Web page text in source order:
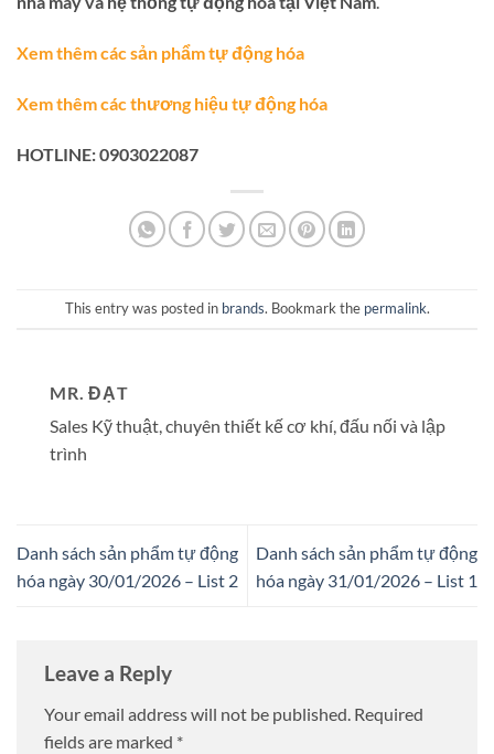
Xem thêm các sản phẩm tự động hóa
Xem thêm các thương hiệu tự động hóa
HOTLINE: 0903022087
This entry was posted in brands. Bookmark the permalink.
MR. ĐẠT
Sales Kỹ thuật, chuyên thiết kế cơ khí, đấu nối và lập
trình
Danh sách sản phẩm tự động
hóa ngày 30/01/2026 – List 2
Danh sách sản phẩm tự động
hóa ngày 31/01/2026 – List 1
Leave a Reply
Your email address will not be published. Required
fields are marked *